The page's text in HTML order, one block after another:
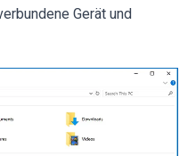
Gerät und